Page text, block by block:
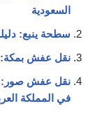
السعودية
سطحة ينبع:
نقل عفش بمكة:
نقل عفش صور:
في المملكة